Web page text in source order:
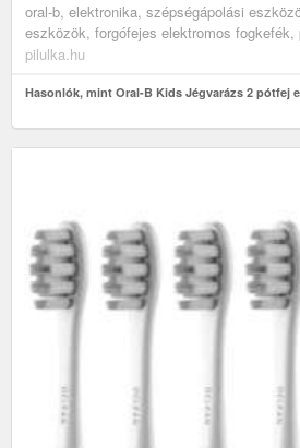
oral-b, elektronika, szépségápolási
eszközök, forgófejes elektromos fogkefék,
fogkefékhez
pilulka.hu
Hasonlók, mint Oral-B Kids Jégvarázs 2 pótfej